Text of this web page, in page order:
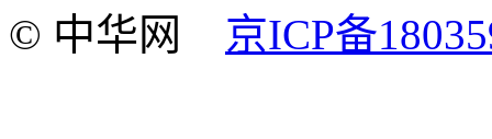
© 中华网 京ICP备